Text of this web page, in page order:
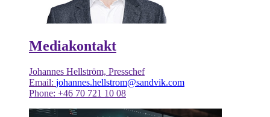
Mediakontakt
Johannes Hellström, Presschef
Email: johannes.hellstrom@sandvik.com
Phone: +46 70 721 10 08